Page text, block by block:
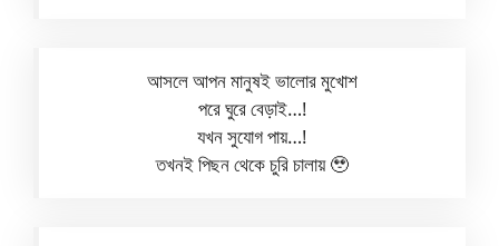
আসলে আপন মানুষই ভালোর মুখোশ
পরে ঘুরে বেড়াই…!
যখন সুযোগ পায়…!
তখনই পিছন থেকে চুরি চালায় 🥹